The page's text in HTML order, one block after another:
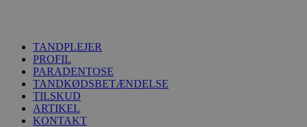
TANDPLEJER
PROFIL
PARADENTOSE
TANDKØDSBETÆNDELSE
TILSKUD
ARTIKEL
KONTAKT